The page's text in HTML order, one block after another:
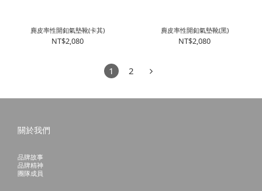
麂皮率性開釦氣墊靴(卡其)
NT$2,080
麂皮率性開釦氣墊靴(黑)
NT$2,080
1 2
關於我們
品牌故事
品牌精神
團隊成員